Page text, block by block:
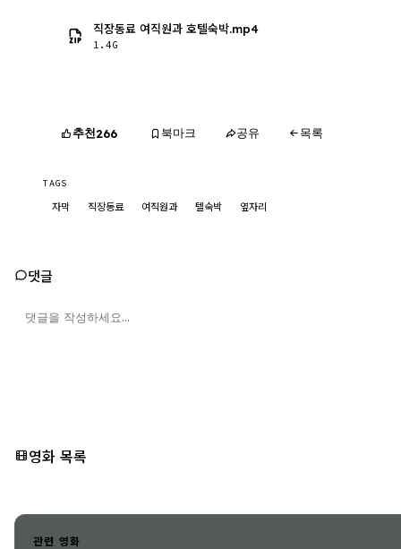
직장동료 여직원과 호텔숙박.mp4
1.4G
추천266 북마크 공유 목록
TAGS
자막 직장동료 여직원과 텔숙박 옆자리
댓글
영화 목록
관련 영화